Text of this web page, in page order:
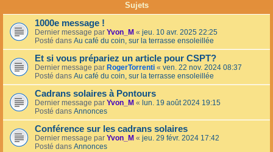
h
r
Sujets
1000e message !
Dernier message par Yvon_M « jeu. 10 avr. 2025 22:25
Posté dans Au café du coin, sur la terrasse ensoleillée
Et si vous prépariez un article pour CSPT?
Dernier message par RogerTorrenti « ven. 22 nov. 2024 08:37
Posté dans Au café du coin, sur la terrasse ensoleillée
Cadrans solaires à Pontours
Dernier message par Yvon_M « lun. 19 août 2024 19:15
Posté dans Annonces
Conférence sur les cadrans solaires
Dernier message par Yvon_M « jeu. 29 févr. 2024 17:42
Posté dans Annonces